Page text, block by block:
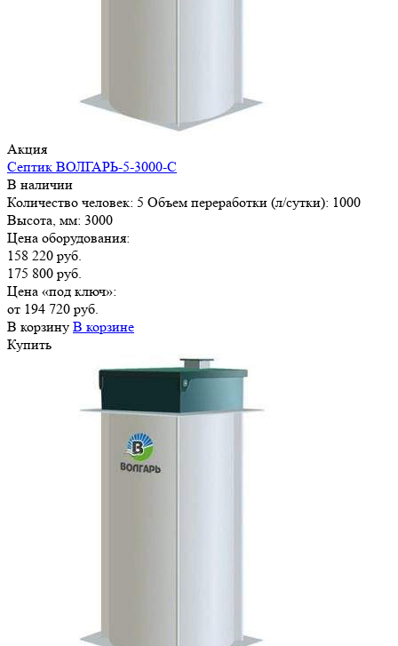
Акция
Септик ВОЛГАРЬ-5-3000-С
В наличии
Количество человек: 5 Объем переработки (л/сутки): 1000
Высота, мм: 3000
Цена оборудования:
158 220 руб.
175 800 руб.
Цена «под ключ»:
от 194 720 руб.
В корзину В корзине
Купить